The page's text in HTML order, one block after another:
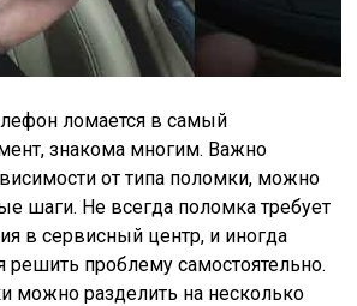
ломается в самый
знакома многим. Важно
от типа поломки, можно
шаги. Не всегда поломка требует
в сервисный центр, и иногда
проблему самостоятельно.
можно разделить на несколько